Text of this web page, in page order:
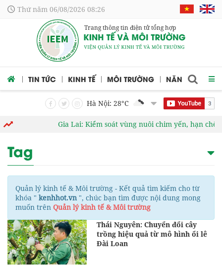
Thứ năm 06/08/2026 08:26
Trang thông tin điện tử tổng hợp
TIN TỨC KINH TẾ MÔI TRƯỜNG NĂNG LƯỢNG
Hà Nội: 28°C
Gia Lai: Kiểm soát vùng nuôi chim yến, hạn chế
Tag
Quản lý kinh tế & Môi trường - Kết quả tìm kiếm cho từ
khóa " kenhhot.vn ", chúc bạn tìm được nội dung mong
muốn trên Quản lý kinh tế & Môi trường
Thái Nguyên: Chuyển đổi cây
trồng hiệu quả từ mô hình ổi lê
Đài Loan